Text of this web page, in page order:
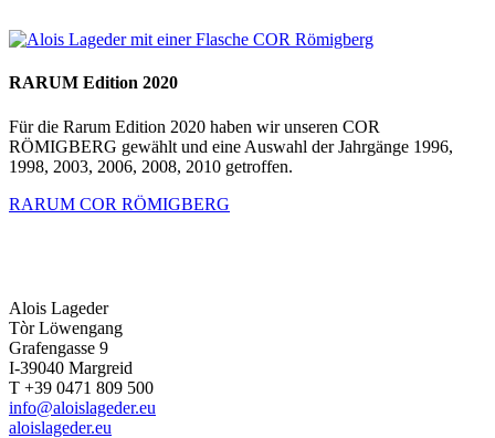
RARUM Edition 2020
Für die Rarum Edition 2020 haben wir unseren COR
RÖMIGBERG gewählt und eine Auswahl der Jahrgänge 1996,
1998, 2003, 2006, 2008, 2010 getroffen.
RARUM COR RÖMIGBERG
Alois Lageder
Tòr Löwengang
Grafengasse 9
I-39040 Margreid
T +39 0471 809 500
info@aloislageder.eu
aloislageder.eu